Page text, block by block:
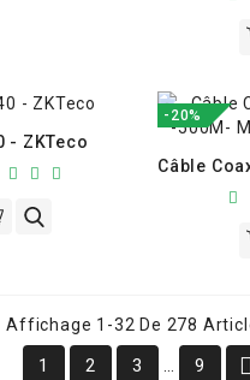
- ZKTeco
-20%
Affichage 1-32 De 278
1 2 3 9 